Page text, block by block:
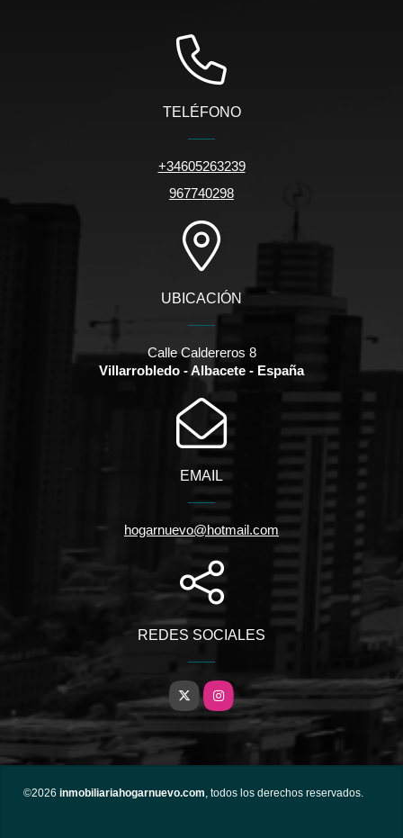
TELÉFONO
+34605263239
967740298
UBICACIÓN
Calle Caldereros 8
Villarrobledo - Albacete - España
EMAIL
hogarnuevo@hotmail.com
REDES SOCIALES
X Instagram
©2026 inmobiliariahogarnuevo.com , todos los derechos reservados.